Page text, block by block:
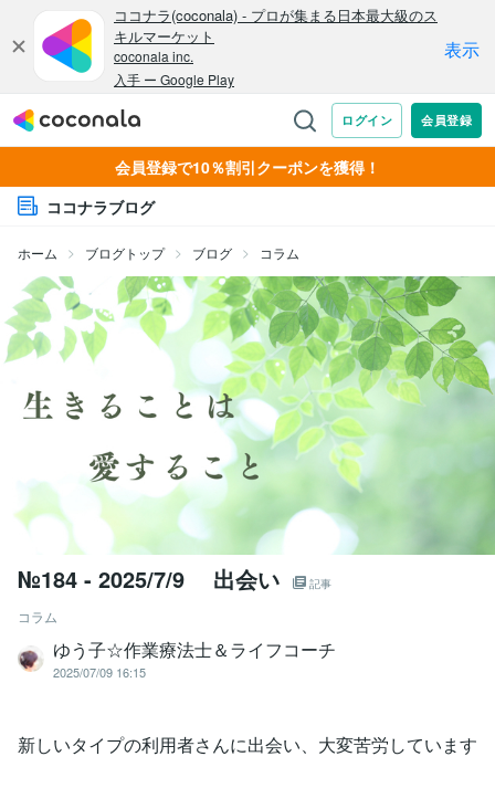
会員登録で10％割引クーポンを獲得！
ココナラブログ
ホーム ブログトップ ブログ コラム
№184 - 2025/7/9 出会い 記事
コラム
ゆう子☆作業療法士＆ライフコーチ
2025/07/09 16:15
新しいタイプの利用者さんに出会い、大変苦労しています